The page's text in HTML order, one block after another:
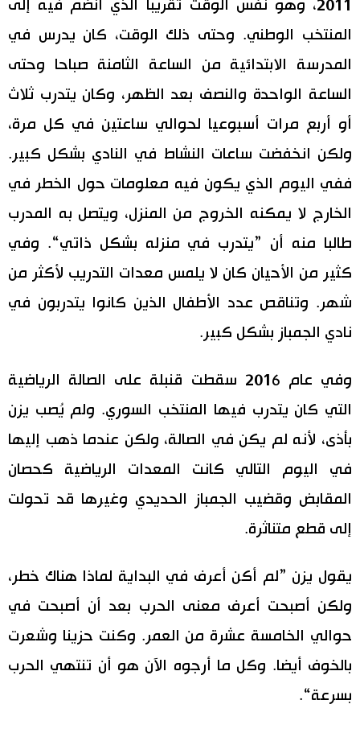
2011، وهو نفس الوقت تقريبا الذي انضم فيه إلى
المنتخب الوطني. وحتى ذلك الوقت، كان يدرس في
المدرسة الابتدائية من الساعة الثامنة صباحا وحتى
الساعة الواحدة والنصف بعد الظهر، وكان يتدرب ثلاث
أو أربع مرات أسبوعيا لحوالي ساعتين في كل مرة،
ولكن انخفضت ساعات النشاط في النادي بشكل كبير.
ففي اليوم الذي يكون فيه معلومات حول الخطر في
الخارج لا يمكنه الخروج من المنزل، ويتصل به المدرب
طالبا منه أن ”يتدرب في منزله بشكل ذاتي“. وفي
كثير من الأحيان كان لا يلمس معدات التدريب لأكثر من
شهر. وتناقص عدد الأطفال الذين كانوا يتدربون في
نادي الجمباز بشكل كبير.
وفي عام 2016 سقطت قنبلة على الصالة الرياضية
التي كان يتدرب فيها المنتخب السوري. ولم يُصب يزن
بأذى، لأنه لم يكن في الصالة، ولكن عندما ذهب إليها
في اليوم التالي كانت المعدات الرياضية كحصان
المقابض وقضيب الجمباز الحديدي وغيرها قد تحولت
إلى قطع متناثرة.
يقول يزن ”لم أكن أعرف في البداية لماذا هناك خطر،
ولكن أصبحت أعرف معنى الحرب بعد أن أصبحت في
حوالي الخامسة عشرة من العمر. وكنت حزينا وشعرت
بالخوف أيضا. وكل ما أرجوه الآن هو أن تنتهي الحرب
بسرعة“.